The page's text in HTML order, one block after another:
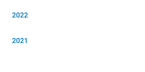
2022
2021